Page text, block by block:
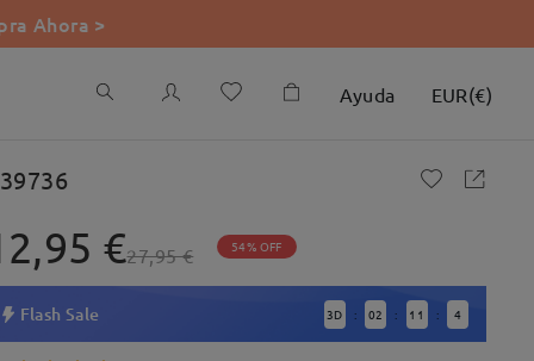
Ahora >
Ayuda EUR(€)
€27,95 € 54% OFF
Flash Sale 3D : 02 : 11 : 3